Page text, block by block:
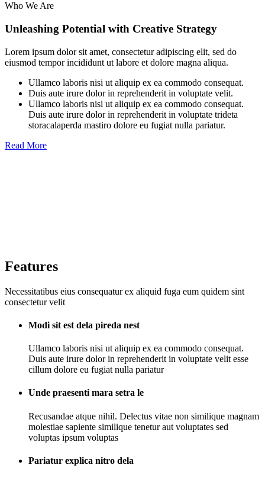
Who We Are
Unleashing Potential with Creative Strategy
Lorem ipsum dolor sit amet, consectetur adipiscing elit, sed do
eiusmod tempor incididunt ut labore et dolore magna aliqua.
Ullamco laboris nisi ut aliquip ex ea commodo consequat.
Duis aute irure dolor in reprehenderit in voluptate velit.
Ullamco laboris nisi ut aliquip ex ea commodo consequat.
Duis aute irure dolor in reprehenderit in voluptate trideta
storacalaperda mastiro dolore eu fugiat nulla pariatur.
Read More
Features
Necessitatibus eius consequatur ex aliquid fuga eum quidem sint
consectetur velit
Modi sit est dela pireda nest
Ullamco laboris nisi ut aliquip ex ea commodo consequat.
Duis aute irure dolor in reprehenderit in voluptate velit esse
cillum dolore eu fugiat nulla pariatur
Unde praesenti mara setra le
Recusandae atque nihil. Delectus vitae non similique magnam
molestiae sapiente similique tenetur aut voluptates sed
voluptas ipsum voluptas
Pariatur explica nitro dela